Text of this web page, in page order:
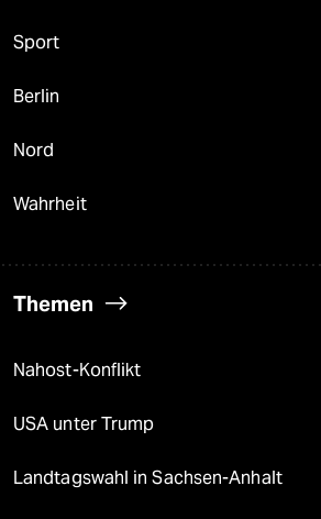
Sport
Berlin
Nord
Wahrheit
Themen
Nahost-Konflikt
USA unter Trump
Landtagswahl in Sachsen-Anhalt